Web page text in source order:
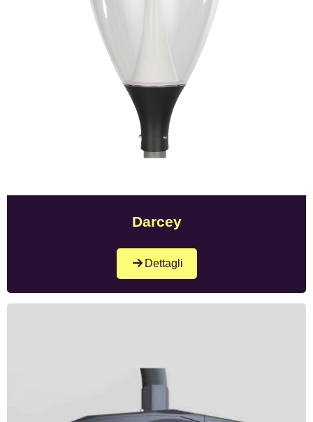
Darcey
Dettagli